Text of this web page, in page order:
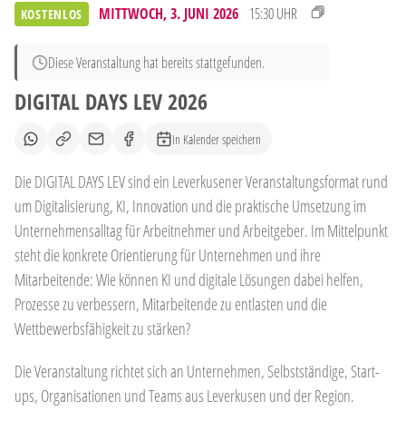
KOSTENLOS MITTWOCH, 3. JUNI 2026 15:30 UHR
Diese Veranstaltung hat bereits stattgefunden.
DIGITAL DAYS LEV 2026
In Kalender speichern
Die DIGITAL DAYS LEV sind ein Leverkusener Veranstaltungsformat rund
um Digitalisierung, KI, Innovation und die praktische Umsetzung im
Unternehmensalltag für Arbeitnehmer und Arbeitgeber. Im Mittelpunkt
steht die konkrete Orientierung für Unternehmen und ihre
Mitarbeitende: Wie können KI und digitale Lösungen dabei helfen,
Prozesse zu verbessern, Mitarbeitende zu entlasten und die
Wettbewerbsfähigkeit zu stärken?
Die Veranstaltung richtet sich an Unternehmen, Selbstständige, Start-
ups, Organisationen und Teams aus Leverkusen und der Region.